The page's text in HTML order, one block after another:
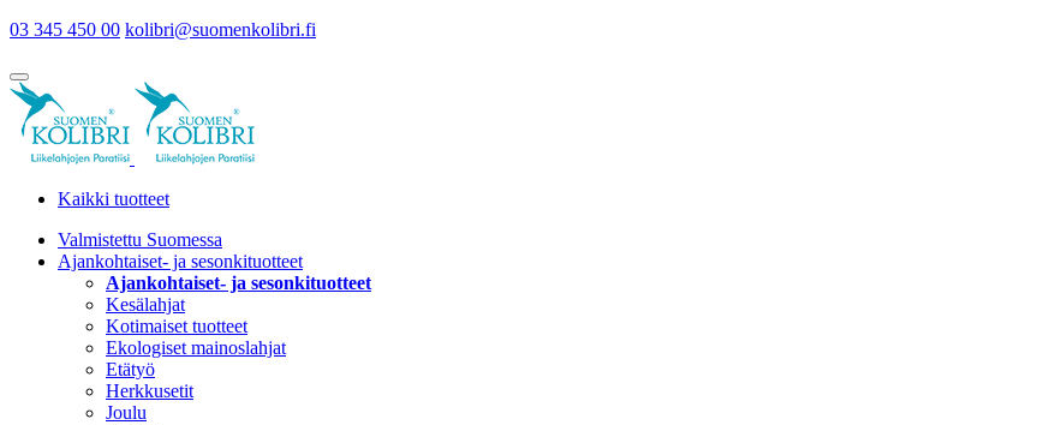
03 345 450 00 kolibri@suomenkolibri.fi
Kaikki tuotteet
Valmistettu Suomessa
Ajankohtaiset- ja sesonkituotteet
Ajankohtaiset- ja sesonkituotteet
Kesälahjat
Kotimaiset tuotteet
Ekologiset mainoslahjat
Etätyö
Herkkusetit
Joulu